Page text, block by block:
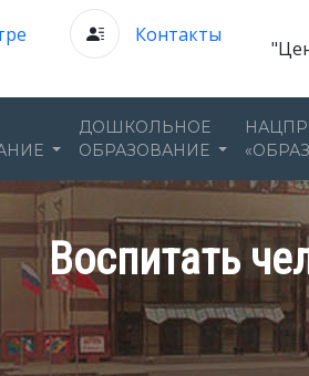
Контакты
ДОШКОЛЬНОЕ
ОБРАЗОВАНИЕ
Воспитать